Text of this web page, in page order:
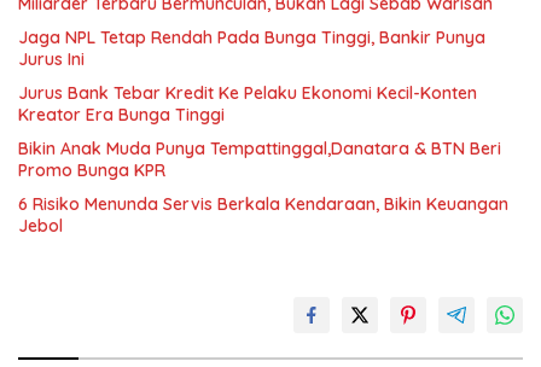
Jaga NPL Tetap Rendah Pada Bunga Tinggi, Bankir Punya
Jurus Ini
Jurus Bank Tebar Kredit Ke Pelaku Ekonomi Kecil-Konten
Kreator Era Bunga Tinggi
Bikin Anak Muda Punya Tempattinggal,Danatara & BTN Beri
Promo Bunga KPR
6 Risiko Menunda Servis Berkala Kendaraan, Bikin Keuangan
Jebol